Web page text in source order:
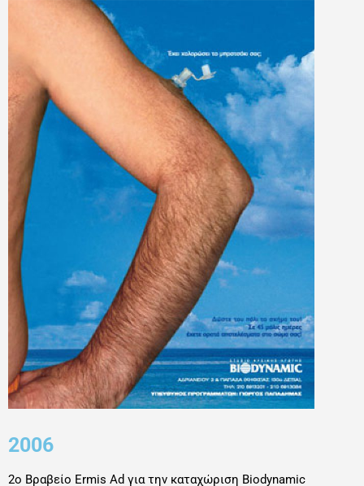
2006
2ο Βραβείο Εrmis Ad για την καταχώριση Biodynamic